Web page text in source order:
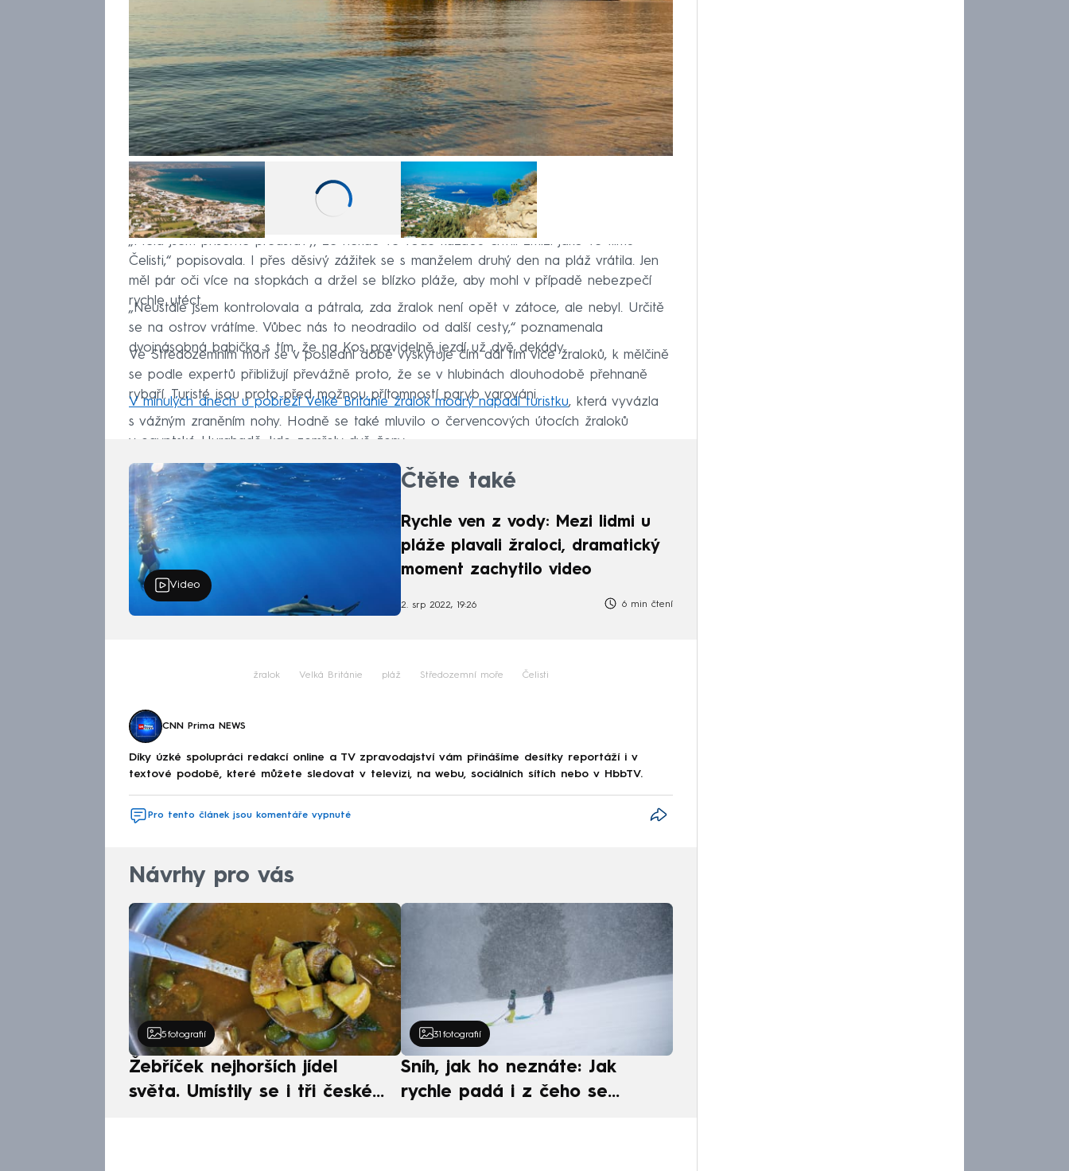
„Měla jsem příšerné představy, že někdo ve vodě každou chvíli zmizí jako ve filmu
Čelisti,“ popisovala. I přes děsivý zážitek se s manželem druhý den na pláž vrátila. Jen
měl pár oči více na stopkách a držel se blízko pláže, aby mohl v případě nebezpečí
rychle utéct.
„Neustále jsem kontrolovala a pátrala, zda žralok není opět v zátoce, ale nebyl. Určitě
se na ostrov vrátíme. Vůbec nás to neodradilo od další cesty,“ poznamenala
dvojnásobná babička s tím, že na Kos pravidelně jezdí už dvě dekády.
Ve Středozemním moři se v poslední době vyskytuje čím dál tím více žraloků, k mělčině
se podle expertů přibližují převážně proto, že se v hlubinách dlouhodobě přehnaně
rybaří. Turisté jsou proto před možnou přítomností paryb varováni.
V minulých dnech u pobřeží Velké Británie žralok modrý napadl turistku, která vyvázla
s vážným zraněním nohy. Hodně se také mluvilo o červencových útocích žraloků
v egyptské Hurghadě, kde zemřely dvě ženy.
Video
Čtěte také
Rychle ven z vody: Mezi lidmi u
pláže plavali žraloci, dramatický
moment zachytilo video
2. srp 2022, 19:26 6 min čtení
žralok Velká Británie pláž Středozemní moře Čelisti
CNN Prima NEWS
Díky úzké spolupráci redakcí online a TV zpravodajství vám přinášíme desítky reportáží i v
textové podobě, které můžete sledovat v televizi, na webu, sociálních sítích nebo v HbbTV.
Pro tento článek jsou komentáře vypnuté
Návrhy pro vás
5 fotografií
Žebříček nejhorších jídel
světa. Umístily se i tři české
31 fotografií
Sníh, jak ho neznáte: Jak
rychle padá i z čeho se